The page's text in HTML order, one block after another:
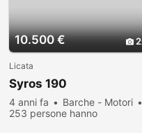
10.500 € 2
Licata
Syros 190
4 anni fa
Barche - Motori
253 persone hanno